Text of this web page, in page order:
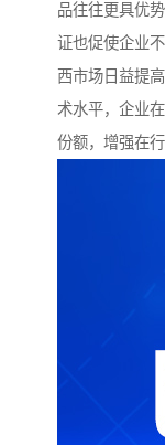
品往往更具优
证也促使企业
西市场日益提
术水平，企业
份额，增强在